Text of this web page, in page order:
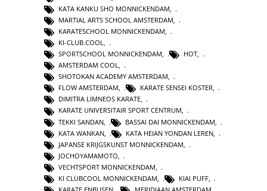
KATA KANKU SHO MONNICKENDAM
MARTIAL ARTS SCHOOL AMSTERDAM
KARATESCHOOL MONNICKENDAM,
KI-CLUB.COOL,
SPORTSCHOOL MONNICKENDAM, HOT,
AMSTERDAM COOL,
SHOTOKAN ACADEMY AMSTERDAM,
FLOW AMSTERDAM, KARATE SENSEI KOSTER,
DIMITRA LIMNEOS KARATE,
KARATE UNIVERSITAIR SPORT CENTRUM,
TEKKI SANDAN
BASSAI DAI MONNICKENDAM
KATA WANKAN
KATA HEIAN YONDAN LEREN
JAPANSE KRIJGSKUNST MONNICKENDAM
JOCHOYAMAMOTO
VECHTSPORT MONNICKENDAM
KI CLUBCOOL MONNICKENDAM
KIAI PUFF